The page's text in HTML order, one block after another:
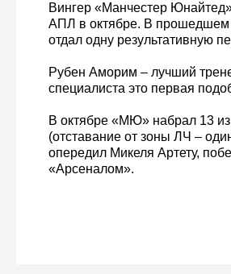
Вингер «Манчестер
АПЛ в октябре. В прошедшем
отдал одну результативную
Рубен Аморим – лучший
специалиста это первая
В октябре «МЮ» набрал 13
(отставание от зоны ЛЧ –
опередил Микеля Артету,
«Арсеналом».